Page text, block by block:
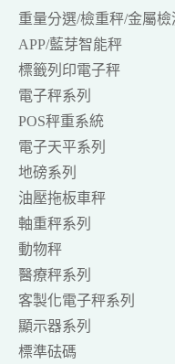
重量分選/檢重秤/金屬檢
APP/藍芽智能秤
標籤列印電子秤
電子秤系列
POS秤重系統
電子天平系列
地磅系列
油壓拖板車秤
軸重秤系列
動物秤
醫療秤系列
客製化電子秤系列
顯示器系列
標準砝碼